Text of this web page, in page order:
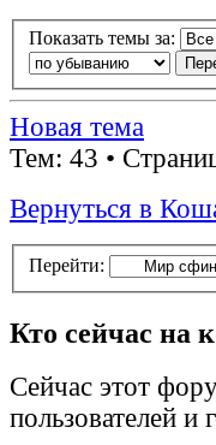
Показать темы за:
Новая тема
Тем: 43 •
Вернуться в
Перейти:
Кто сейчас на
Сейчас этот
пользователей и